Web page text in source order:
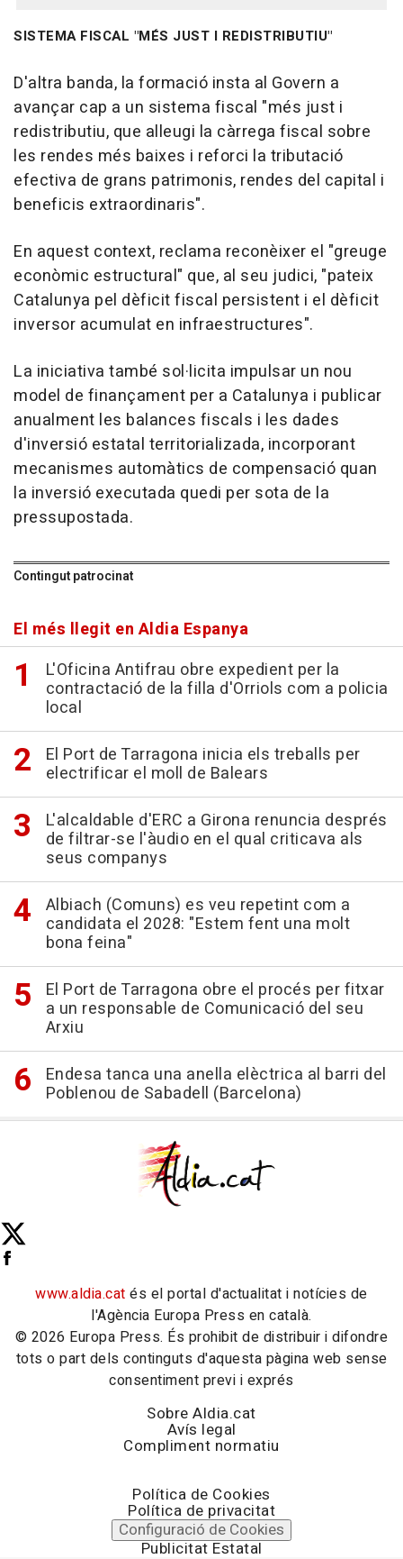
SISTEMA FISCAL "MÉS JUST I REDISTRIBUTIU"
D'altra banda, la formació insta al Govern a
avançar cap a un sistema fiscal "més just i
redistributiu, que alleugi la càrrega fiscal sobre
les rendes més baixes i reforci la tributació
efectiva de grans patrimonis, rendes del capital i
beneficis extraordinaris".
En aquest context, reclama reconèixer el "greuge
econòmic estructural" que, al seu judici, "pateix
Catalunya pel dèficit fiscal persistent i el dèficit
inversor acumulat en infraestructures".
La iniciativa també sol·licita impulsar un nou
model de finançament per a Catalunya i publicar
anualment les balances fiscals i les dades
d'inversió estatal territorializada, incorporant
mecanismes automàtics de compensació quan
la inversió executada quedi per sota de la
pressupostada.
Contingut patrocinat
El més llegit en Aldia Espanya
L'Oficina Antifrau obre expedient per la
contractació de la filla d'Orriols com a policia
local
El Port de Tarragona inicia els treballs per
electrificar el moll de Balears
L'alcaldable d'ERC a Girona renuncia després
de filtrar-se l'àudio en el qual criticava als
seus companys
Albiach (Comuns) es veu repetint com a
candidata el 2028: "Estem fent una molt
bona feina"
El Port de Tarragona obre el procés per fitxar
a un responsable de Comunicació del seu
Arxiu
Endesa tanca una anella elèctrica al barri del
Poblenou de Sabadell (Barcelona)
www.aldia.cat és el portal d'actualitat i notícies de
l'Agència Europa Press en català.
© 2026 Europa Press. És prohibit de distribuir i difondre
tots o part dels continguts d'aquesta pàgina web sense
consentiment previ i exprés
Sobre Aldia.cat
Avís legal
Compliment normatiu
Política de Cookies
Política de privacitat
Configuració de Cookies
Publicitat Estatal